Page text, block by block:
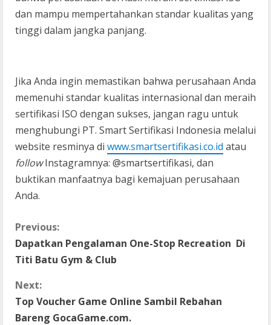
dan mampu mempertahankan standar kualitas yang
tinggi dalam jangka panjang.
Jika Anda ingin memastikan bahwa perusahaan Anda
memenuhi standar kualitas internasional dan meraih
sertifikasi ISO dengan sukses, jangan ragu untuk
menghubungi PT. Smart Sertifikasi Indonesia melalui
website resminya di www.smartsertifikasi.co.id atau
followInstagramnya: @smartsertifikasi, dan
buktikan manfaatnya bagi kemajuan perusahaan
Anda.
C
o
n
t
Previous:
Dapatkan Pengalaman One-Stop Recreation Di
Titi Batu Gym & Club
Next:
Top Voucher Game Online Sambil Rebahan
Bareng GocaGame.com.